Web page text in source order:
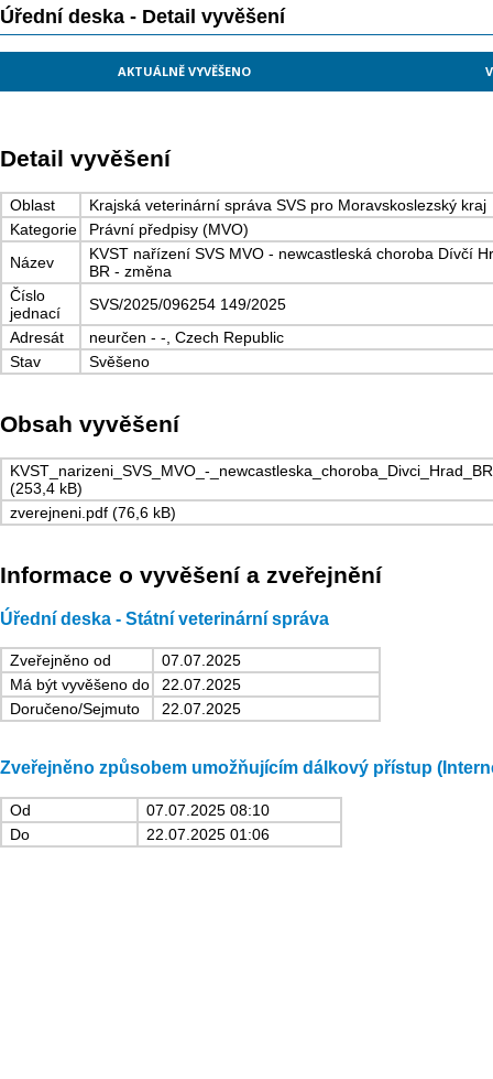
Úřední deska - Detail vyvěšení
AKTUÁLNĚ VYVĚŠENO
Detail vyvěšení
Oblast
Krajská veterinární správa SVS pro Moravskoslezský kraj
Kategorie
Právní předpisy (MVO)
Název
KVST nařízení SVS MVO - newcastleská choroba Dívčí
BR - změna
Číslo
jednací
SVS/2025/096254 149/2025
Adresát
neurčen - -, Czech Republic
Stav
Svěšeno
Obsah vyvěšení
KVST_narizeni_SVS_MVO_-
(253,4 kB)
zverejneni.pdf (76,6 kB)
Informace o vyvěšení a zveřejnění
Úřední deska - Státní veterinární správa
Zveřejněno od
07.07.2025
Má být vyvěšeno do
22.07.2025
Doručeno/Sejmuto
22.07.2025
Zveřejněno způsobem umožňujícím dálkový přístup
Od
07.07.2025 08:10
Do
22.07.2025 01:06